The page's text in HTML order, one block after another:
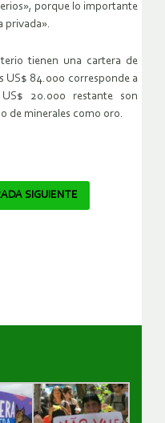
porque lo importante
privada».
tienen una cartera de
US$ 84.000 corresponde a
20.000 restante son
de minerales como oro.
SIGUIENTE